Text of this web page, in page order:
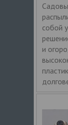
собой
и